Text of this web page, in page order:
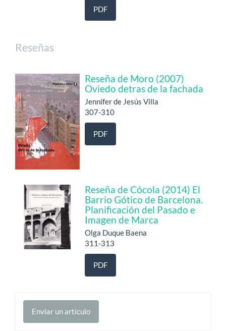
PDF
Reseñas
Reseña de Moro (2007)
Oviedo detras de la fachada
Jennifer de Jesús Villa
307-310
PDF
Reseña de Cócola (2014) El
Barrio Gótico de Barcelona.
Planificación del Pasado e
Imagen de Marca
Olga Duque Baena
311-313
PDF
Enviar
unEnviar un artículo